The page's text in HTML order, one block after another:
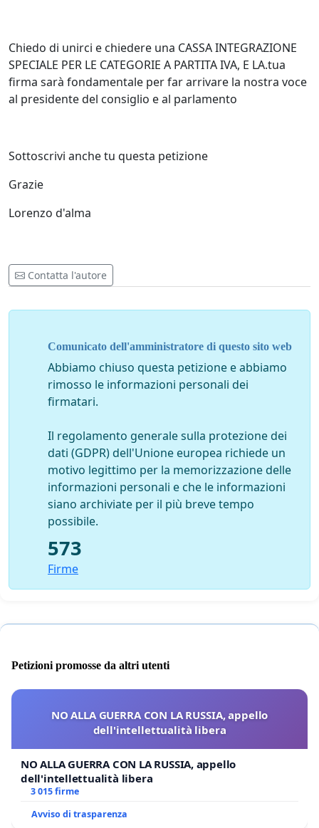
Chiedo di unirci e chiedere una CASSA INTEGRAZIONE
SPECIALE PER LE CATEGORIE A PARTITA IVA, E LA.tua
firma sarà fondamentale per far arrivare la nostra voce
al presidente del consiglio e al parlamento
Sottoscrivi anche tu questa petizione
Grazie
Lorenzo d'alma
Contatta l'autore
Comunicato dell'amministratore di questo sito web
Abbiamo chiuso questa petizione e abbiamo
rimosso le informazioni personali dei
firmatari.
Il regolamento generale sulla protezione dei
dati (GDPR) dell'Unione europea richiede un
motivo legittimo per la memorizzazione delle
informazioni personali e che le informazioni
siano archiviate per il più breve tempo
possibile.
573
Firme
Petizioni promosse da altri utenti
NO ALLA GUERRA CON LA RUSSIA, appello
dell'intellettualità libera
NO ALLA GUERRA CON LA RUSSIA, appello
dell'intellettualità libera
3 015 firme
Avviso di trasparenza